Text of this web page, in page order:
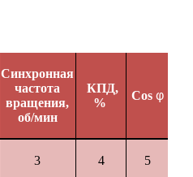
Синхронная
частота
вращения,
об/мин
КПД,
%
Cos φ
3 4 5